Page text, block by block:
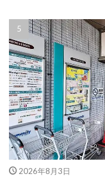
2026年8月3日